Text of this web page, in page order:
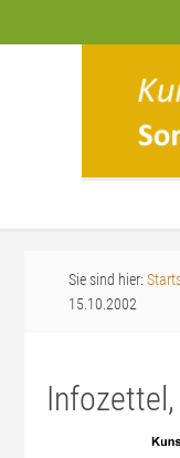
Sie sind hier:
15.10.2002